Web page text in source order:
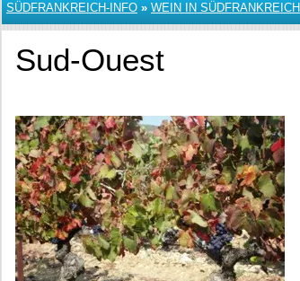
SÜDFRANKREICH-INFO » WEIN IN SÜDFRANKREICH
Sud-Ouest